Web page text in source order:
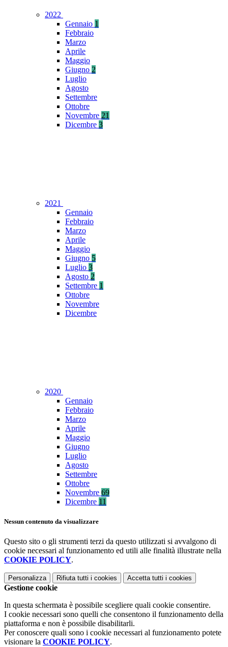
2022
Gennaio 1
Febbraio
Marzo
Aprile
Maggio
Giugno 2
Luglio
Agosto
Settembre
Ottobre
Novembre 21
Dicembre 3
2021
Gennaio
Febbraio
Marzo
Aprile
Maggio
Giugno 5
Luglio 3
Agosto 2
Settembre 1
Ottobre
Novembre
Dicembre
2020
Gennaio
Febbraio
Marzo
Aprile
Maggio
Giugno
Luglio
Agosto
Settembre
Ottobre
Novembre 69
Dicembre 11
Nessun contenuto da visualizzare
Questo sito o gli strumenti terzi da questo utilizzati si avvalgono di
cookie necessari al funzionamento ed utili alle finalità illustrate nella
COOKIE POLICY.
Personalizza Rifiuta tutti i cookies Accetta tutti i cookies
Gestione cookie
In questa schermata è possibile scegliere quali cookie consentire.
I cookie necessari sono quelli che consentono il funzionamento della
piattaforma e non è possibile disabilitarli.
Per conoscere quali sono i cookie necessari al funzionamento potete
visionare la COOKIE POLICY.